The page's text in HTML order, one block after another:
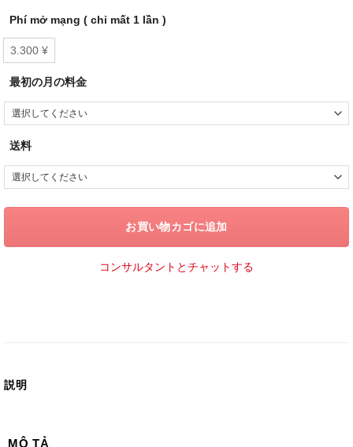
Phí mở mạng ( chỉ mất 1 lần )
3.300 ¥
最初の月の料金
送料
お買い物カゴに追加
コンサルタントとチャットする
説明
MÔ TẢ